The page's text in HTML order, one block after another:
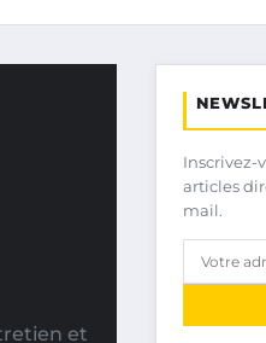
et
Inscrivez-
articles
mail.